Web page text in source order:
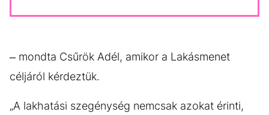
– mondta Csűrök Adél, amikor a Lakásmenet
céljáról kérdeztük.
„A lakhatási szegénység nemcsak azokat érinti,